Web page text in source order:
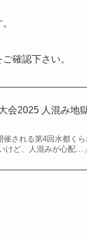
確認下さい。
会2025 人混み地
催される第4回水都く
けど、人混みが心配